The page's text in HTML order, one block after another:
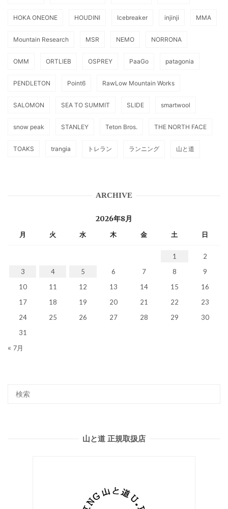
HOKA ONEONE HOUDINI Icebreaker injinji MMA
Mountain Research MSR NEMO NORRONA
OMM ORTLIEB OSPREY PaaGo patagonia
PENDLETON Point6 RawLow Mountain Works
SALOMON SEA TO SUMMIT SLIDE smartwool
snow peak STANLEY Teton Bros. THE NORTH FACE
TOAKS trangia トレラン ランニング 山と道
ARCHIVE
2026年8月
月 火 水 木 金 土 日
1
2
3
4 5 6 7 8
9
10
11 12 13 14 15
16
17
18 19 20 21 22
23
24
25 26 27 28 29
30
31
« 7月
山と道 正規取扱店